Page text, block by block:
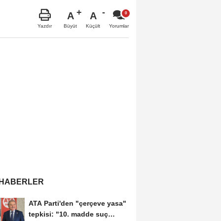
Yazdır
A
Büyüt
A
Küçült Yorumlar
ATA Parti'den "çerçeve yasa"
tepkisi: "10. madde suç